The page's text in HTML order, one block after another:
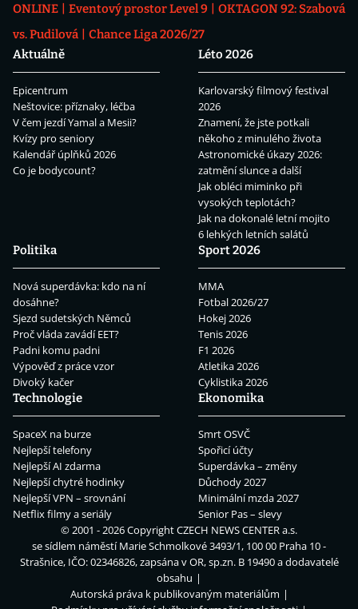
ONLINE
Eventový prostor Level 9
OKTAGON 92: Szabová
vs. Pudilová
Chance Liga 2026/27
Aktuálně
Epicentrum
Neštovice: příznaky, léčba
V čem jezdí Yamal a Mesii?
Kvízy pro seniory
Kalendář úplňků 2026
Co je bodycount?
Léto 2026
Karlovarský filmový festival
2026
Znamení, že jste potkali
někoho z minulého života
Astronomické úkazy 2026:
zatmění slunce a další
Jak obléci miminko při
vysokých teplotách?
Jak na dokonalé letní mojito
6 lehkých letních salátů
Politika
Nová superdávka: kdo na ní
dosáhne?
Sjezd sudetských Němců
Proč vláda zavádí EET?
Padni komu padni
Výpověď z práce vzor
Divoký kačer
Sport 2026
MMA
Fotbal 2026/27
Hokej 2026
Tenis 2026
F1 2026
Atletika 2026
Cyklistika 2026
Technologie
SpaceX na burze
Nejlepší telefony
Nejlepší AI zdarma
Nejlepší chytré hodinky
Nejlepší VPN – srovnání
Netflix filmy a seriály
Ekonomika
Smrt OSVČ
Spořicí účty
Superdávka – změny
Důchody 2027
Minimální mzda 2027
Senior Pas – slevy
© 2001 - 2026 CopyrightCZECH NEWS CENTER a.s.
se sídlem náměstí Marie Schmolkové 3493/1, 100 00 Praha 10 -
Strašnice, IČO: 02346826, zapsána v OR, sp.zn. B 19490 a dodavatelé
obsahu
Autorská práva k publikovaným materiálům